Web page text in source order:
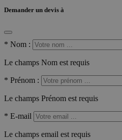
Demander un devis à
* Nom :
Le champs Nom est requis
* Prénom :
Le champs Prénom est requis
* E-mail
Le champs email est requis